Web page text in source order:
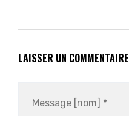
LAISSER UN COMMENTAIRE